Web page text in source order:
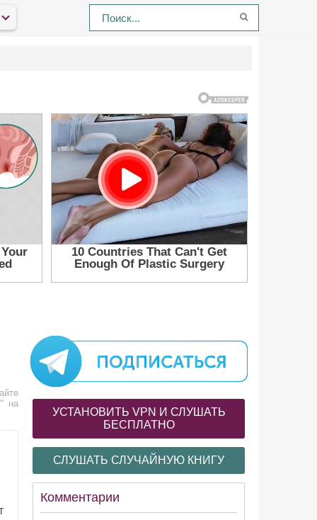
на
УСТАНОВИТЬ VPN И СЛУШАТЬ
БЕСПЛАТНО
СЛУШАТЬ СЛУЧАЙНУЮ КНИГУ
Комментарии